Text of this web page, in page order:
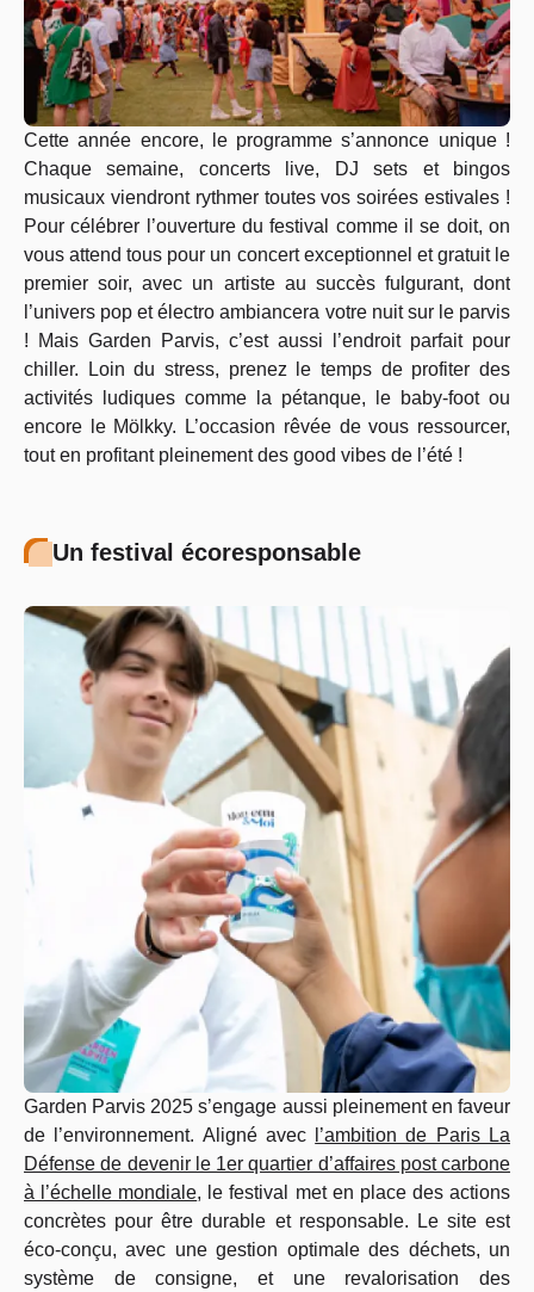
Cette année encore, le programme s’annonce unique !
Chaque semaine, concerts live, DJ sets et bingos
musicaux viendront rythmer toutes vos soirées estivales !
Pour célébrer l’ouverture du festival comme il se doit, on
vous attend tous pour un concert exceptionnel et gratuit le
premier soir, avec un artiste au succès fulgurant, dont
l’univers pop et électro ambiancera votre nuit sur le parvis
! Mais Garden Parvis, c’est aussi l’endroit parfait pour
chiller. Loin du stress, prenez le temps de profiter des
activités ludiques comme la pétanque, le baby-foot ou
encore le Mölkky. L’occasion rêvée de vous ressourcer,
tout en profitant pleinement des good vibes de l’été !
Un festival écoresponsable
Garden Parvis 2025 s’engage aussi pleinement en faveur
de l’environnement. Aligné avec
l’ambition de Paris La
Défense de devenir le 1er quartier d’affaires post carbone
à l’échelle mondiale, le festival met en place des actions
concrètes pour être durable et responsable. Le site est
éco-conçu, avec une gestion optimale des déchets, un
système de consigne, et une revalorisation des